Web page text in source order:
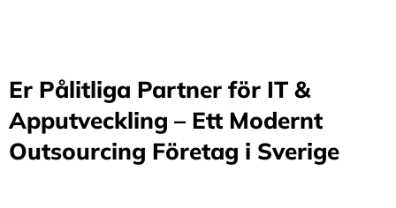
Er Pålitliga Partner för IT &
Apputveckling – Ett Modernt
Outsourcing Företag i Sverige